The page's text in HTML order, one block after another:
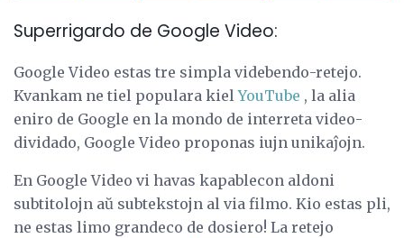
Superrigardo de Google Video:
Google Video estas tre simpla videbendo-retejo.
Kvankam ne tiel populara kielYouTube , la alia
eniro de Google en la mondo de interreta video-
dividado, Google Video proponas iujn unikaĵojn.
En Google Video vi havas kapablecon aldoni
subtitolojn aŭ subtekstojn al via filmo. Kio estas pli,
ne estas limo grandeco de dosiero! La retejo